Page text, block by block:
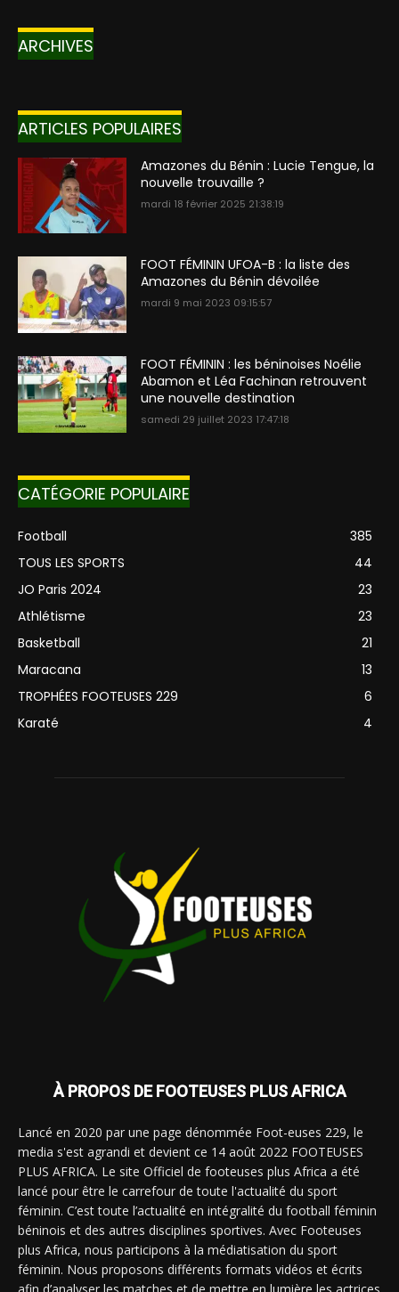
ARCHIVES
ARTICLES POPULAIRES
Amazones du Bénin : Lucie Tengue, la
nouvelle trouvaille ?
mardi 18 février 2025 21:38:19
FOOT FÉMININ UFOA-B : la liste des
Amazones du Bénin dévoilée
mardi 9 mai 2023 09:15:57
FOOT FÉMININ : les béninoises Noélie
Abamon et Léa Fachinan retrouvent
une nouvelle destination
samedi 29 juillet 2023 17:47:18
CATÉGORIE POPULAIRE
Football
385
TOUS LES SPORTS
44
JO Paris 2024
23
Athlétisme
23
Basketball
21
Maracana
13
TROPHÉES FOOTEUSES 229
6
Karaté
4
À PROPOS DE FOOTEUSES PLUS AFRICA
Lancé en 2020 par une page dénommée Foot-euses 229, le
media s'est agrandi et devient ce 14 août 2022 FOOTEUSES
PLUS AFRICA. Le site Officiel de footeuses plus Africa a été
lancé pour être le carrefour de toute l'actualité du sport
féminin. C’est toute l’actualité en intégralité du football féminin
béninois et des autres disciplines sportives. Avec Footeuses
plus Africa, nous participons à la médiatisation du sport
féminin. Nous proposons différents formats vidéos et écrits